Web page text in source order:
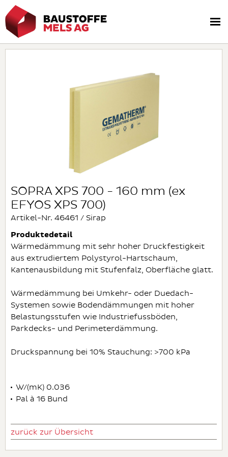
SOPRA XPS 700 - 160 mm (ex
EFYOS XPS 700)
Artikel-Nr. 46461 / Sirap
Produktedetail
Wärmedämmung mit sehr hoher Druckfestigkeit
aus extrudiertem Polystyrol-Hartschaum,
Kantenausbildung mit Stufenfalz, Oberfläche glatt.
Wärmedämmung bei Umkehr- oder Duedach-
Systemen sowie Bodendämmungen mit hoher
Belastungsstufen wie Industriefussböden,
Parkdecks- und Perimeterdämmung.
Druckspannung bei 10% Stauchung: >700 kPa
W/(mK) 0.036
Pal à 16 Bund
zurück zur Übersicht